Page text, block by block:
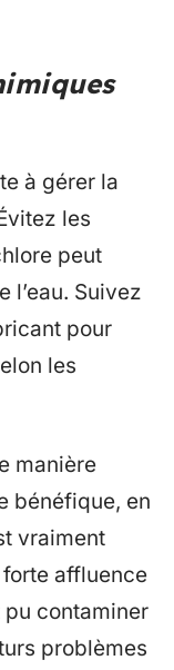
à gérer la
les
peut
l’eau. Suivez
pour
les
manière
bénéfique, en
vraiment
affluence
contaminer
problèmes